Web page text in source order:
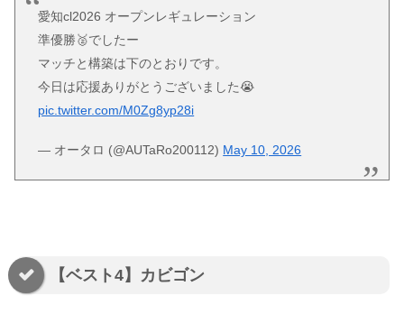
愛知cl2026 オープンレギュレーション
準優勝🥈でしたー
マッチと構築は下のとおりです。
今日は応援ありがとうございました😭
pic.twitter.com/M0Zg8yp28i
— オータロ (@AUTaRo200112) May 10, 2026
【ベスト4】カビゴン